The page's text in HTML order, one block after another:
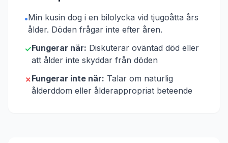
•Min kusin dog i en bilolycka vid tjugoåtta års
ålder. Döden frågar inte efter åren.
✓Fungerar när: Diskuterar oväntad död eller
att ålder inte skyddar från döden
✗Fungerar inte när: Talar om naturlig
ålderddom eller ålderappropriat beteende